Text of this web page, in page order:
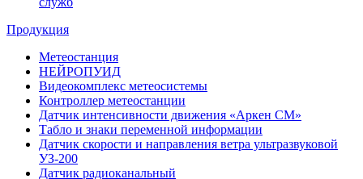
Продукция
Метеостанция
НЕЙРОПУИД
Видеокомплекс метеосистемы
Контроллер метеостанции
Датчик интенсивности движения «Аркен СМ»
Табло и знаки переменной информации
Датчик скорости и направления ветра ультразвуковой
УЗ-200
Датчик радиоканальный